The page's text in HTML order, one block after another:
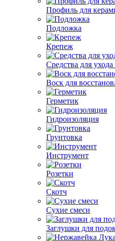
Профиль для
Подложка
Крепеж
Средства для
Воск для
Герметик
Гидроизоляция
Грунтовка
Инструмент
Розетки
Скотч
Сухие смеси
Заглушки для